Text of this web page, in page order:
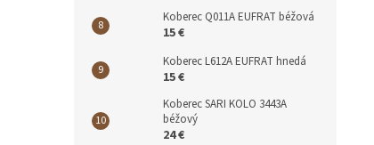
Koberec Q011A EUFRAT béžová
15 €
Koberec L612A EUFRAT hnedá
15 €
Koberec SARI KOLO 3443A
béžový
24 €